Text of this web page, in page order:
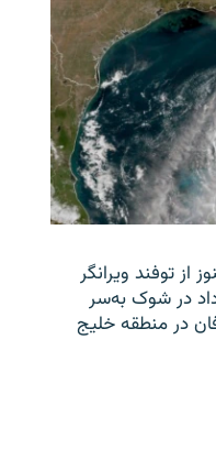
توفند ویرانگر
در شوک به‌سر
در منطقه خلیج